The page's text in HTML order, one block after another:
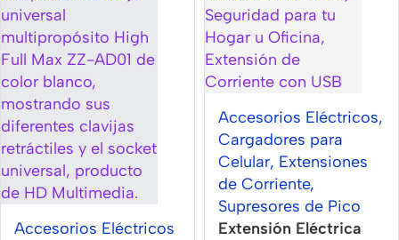
Accesorios Eléctricos
Accesorios Eléctricos,
Cargadores para
Celular, Extensiones
de Corriente,
Supresores de Pico
Extensión Eléctrica